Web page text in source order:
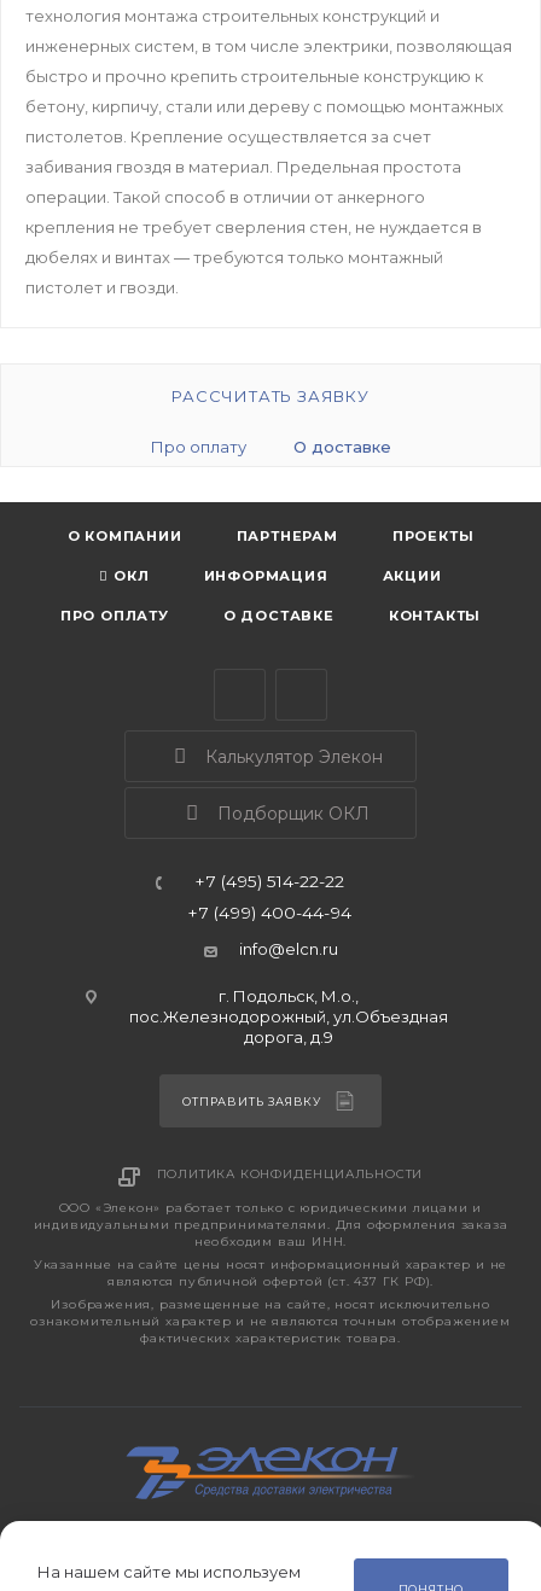
технология монтажа строительных конструкций и
инженерных систем, в том числе электрики, позволяющая
быстро и прочно крепить строительные конструкцию к
бетону, кирпичу, стали или дереву с помощью монтажных
пистолетов. Крепление осуществляется за счет
забивания гвоздя в материал. Предельная простота
операции. Такой способ в отличии от анкерного
крепления не требует сверления стен, не нуждается в
дюбелях и винтах ― требуются только монтажный
пистолет и гвозди.
РАССЧИТАТЬ ЗАЯВКУ
Про оплату О доставке
О КОМПАНИИ ПАРТНЕРАМ ПРОЕКТЫ
ОКЛ ИНФОРМАЦИЯ АКЦИИ
ПРО ОПЛАТУ О ДОСТАВКЕ КОНТАКТЫ
Калькулятор Элекон
Подборщик ОКЛ
+7 (495) 514-22-22
+7 (499) 400-44-94
info@elcn.ru
г. Подольск, М.о.,
пос.Железнодорожный, ул.Объездная
дорога, д.9
ОТПРАВИТЬ ЗАЯВКУ
ПОЛИТИКА КОНФИДЕНЦИАЛЬНОСТИ
ООО «Элекон» работает только с юридическими лицами и
индивидуальными предпринимателями. Для оформления заказа
необходим ваш ИНН.
Указанные на сайте цены носят информационный характер и не
являются публичной офертой (ст. 437 ГК РФ).
Изображения, размещенные на сайте, носят исключительно
ознакомительный характер и не являются точным отображением
фактических характеристик товара.
электротехническая продукция, светотехника с 1998 года.
На нашем сайте мы используем